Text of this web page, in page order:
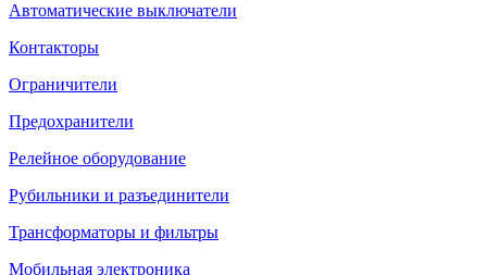
Автоматические выключатели
Контакторы
Ограничители
Предохранители
Релейное оборудование
Рубильники и разъединители
Трансформаторы и фильтры
Мобильная электроника